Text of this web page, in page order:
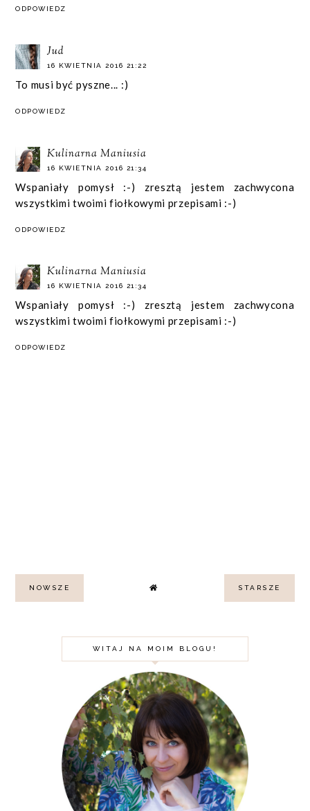
ODPOWIEDZ
Jud
16 KWIETNIA 2016 21:22
To musi być pyszne... :)
ODPOWIEDZ
Kulinarna Maniusia
16 KWIETNIA 2016 21:34
Wspaniały pomysł :-) zresztą jestem zachwycona
wszystkimi twoimi fiołkowymi przepisami :-)
ODPOWIEDZ
Kulinarna Maniusia
16 KWIETNIA 2016 21:34
Wspaniały pomysł :-) zresztą jestem zachwycona
wszystkimi twoimi fiołkowymi przepisami :-)
ODPOWIEDZ
NOWSZE STARSZE
WITAJ NA MOIM BLOGU!